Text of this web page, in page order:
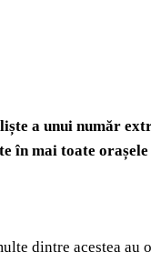
a unui număr
în mai toate
dintre acestea au